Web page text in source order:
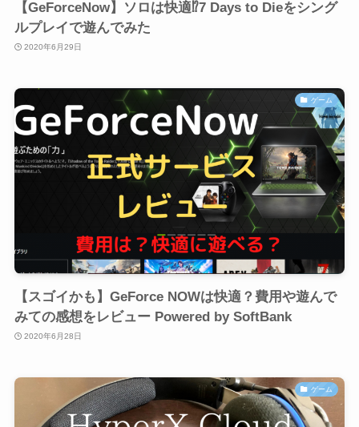
【GeForceNow】ソロは快適⁉7 Days to Dieをシング
ルプレイで遊んでみた
2020年6月29日
ゲーム
【スゴイかも】GeForce NOWは快適？費用や遊んで
みての感想をレビュー Powered by SoftBank
2020年6月28日
ゲーム